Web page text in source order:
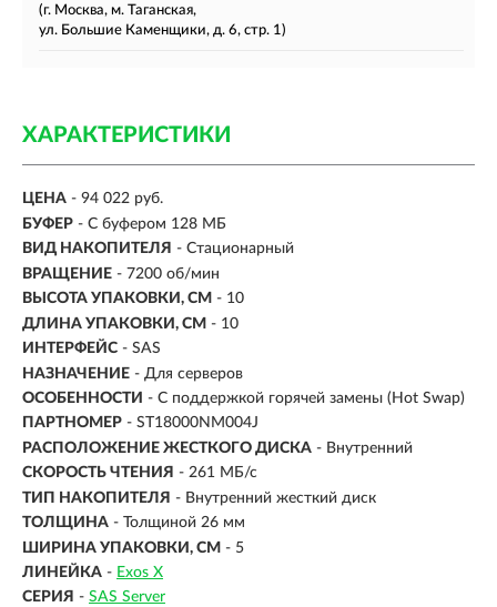
(г. Москва, м. Таганская,
ул. Большие Каменщики, д. 6, стр. 1)
ХАРАКТЕРИСТИКИ
ЦЕНА - 94 022 руб.
БУФЕР - С буфером 128 МБ
ВИД НАКОПИТЕЛЯ - Стационарный
ВРАЩЕНИЕ - 7200 об/мин
ВЫСОТА УПАКОВКИ, СМ - 10
ДЛИНА УПАКОВКИ, СМ - 10
ИНТЕРФЕЙС - SAS
НАЗНАЧЕНИЕ - Для серверов
ОСОБЕННОСТИ - С поддержкой горячей замены (Hot Swap)
ПАРТНОМЕР - ST18000NM004J
РАСПОЛОЖЕНИЕ ЖЕСТКОГО ДИСКА - Внутренний
СКОРОСТЬ ЧТЕНИЯ - 261 МБ/с
ТИП НАКОПИТЕЛЯ - Внутренний жесткий диск
ТОЛЩИНА - Толщиной 26 мм
ШИРИНА УПАКОВКИ, СМ - 5
ЛИНЕЙКА - Exos X
СЕРИЯ - SAS Server